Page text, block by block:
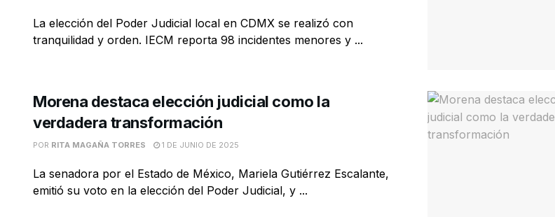
La elección del Poder Judicial local en CDMX se realizó con
tranquilidad y orden. IECM reporta 98 incidentes menores y ...
Morena destaca elección judicial como la
verdadera transformación
POR RITA MAGAÑA TORRES 1 DE JUNIO DE 2025
La senadora por el Estado de México, Mariela Gutiérrez Escalante,
emitió su voto en la elección del Poder Judicial, y ...